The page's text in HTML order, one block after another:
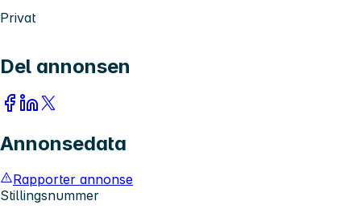
Privat
Del annonsen
Annonsedata
Rapporter annonse
Stillingsnummer